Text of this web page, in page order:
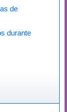
de
durante